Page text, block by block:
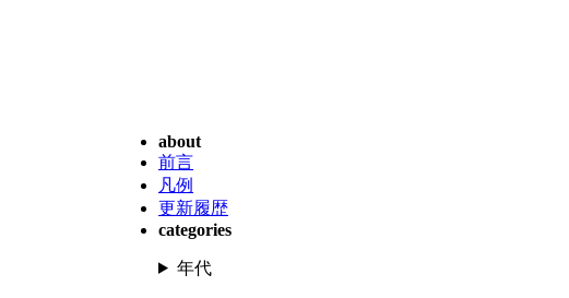
about
前言
凡例
更新履歴
categories
年代